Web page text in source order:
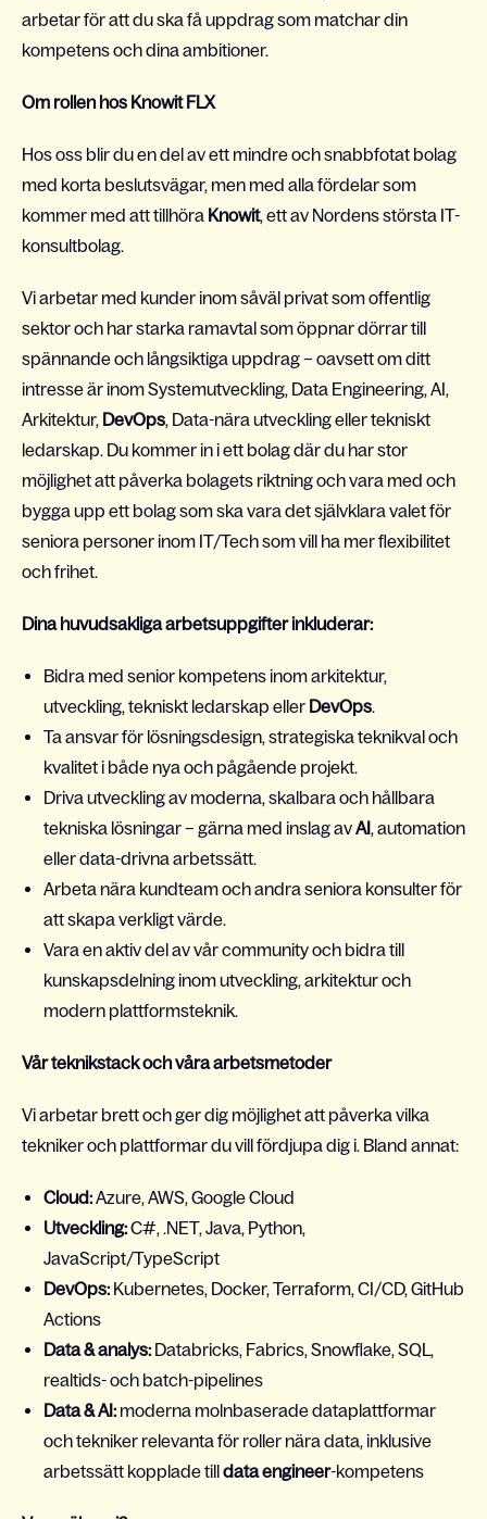
arbetar för att du ska få uppdrag som matchar din
kompetens och dina ambitioner.
Om rollen hos Knowit FLX
Hos oss blir du en del av ett mindre och snabbfotat bolag
med korta beslutsvägar, men med alla fördelar som
kommer med att tillhöra Knowit, ett av Nordens största IT-
konsultbolag.
Vi arbetar med kunder inom såväl privat som offentlig
sektor och har starka ramavtal som öppnar dörrar till
spännande och långsiktiga uppdrag – oavsett om ditt
intresse är inom Systemutveckling, Data Engineering, AI,
Arkitektur, DevOps, Data-nära utveckling eller tekniskt
ledarskap. Du kommer in i ett bolag där du har stor
möjlighet att påverka bolagets riktning och vara med och
bygga upp ett bolag som ska vara det självklara valet för
seniora personer inom IT/Tech som vill ha mer flexibilitet
och frihet.
Dina huvudsakliga arbetsuppgifter inkluderar:
Bidra med senior kompetens inom arkitektur,
utveckling, tekniskt ledarskap eller DevOps.
Ta ansvar för lösningsdesign, strategiska teknikval och
kvalitet i både nya och pågående projekt.
Driva utveckling av moderna, skalbara och hållbara
tekniska lösningar – gärna med inslag avAI, automation
eller data-drivna arbetssätt.
Arbeta nära kundteam och andra seniora konsulter för
att skapa verkligt värde.
Vara en aktiv del av vår community och bidra till
kunskapsdelning inom utveckling, arkitektur och
modern plattformsteknik.
Vår teknikstack och våra arbetsmetoder
Vi arbetar brett och ger dig möjlighet att påverka vilka
tekniker och plattformar du vill fördjupa dig i. Bland annat:
Cloud:Azure, AWS, Google Cloud
Utveckling:C#, .NET, Java, Python,
JavaScript/TypeScript
DevOps: Kubernetes, Docker, Terraform, CI/CD, GitHub
Actions
Data & analys: Databricks, Fabrics, Snowflake, SQL,
realtids- och batch-pipelines
Data & AI: moderna molnbaserade dataplattformar
och tekniker relevanta för roller nära data, inklusive
arbetssätt kopplade tilldata engineer-kompetens